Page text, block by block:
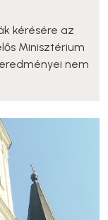
kérésére az
Minisztérium
nem